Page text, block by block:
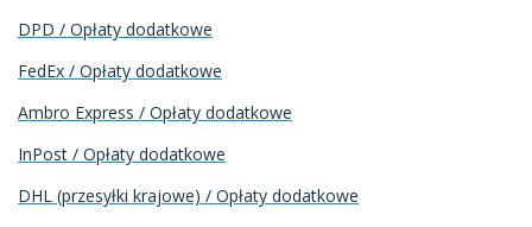
DPD / Opłaty dodatkowe
FedEx / Opłaty dodatkowe
Ambro Express / Opłaty dodatkowe
InPost / Opłaty dodatkowe
DHL (przesyłki krajowe) / Opłaty dodatkowe